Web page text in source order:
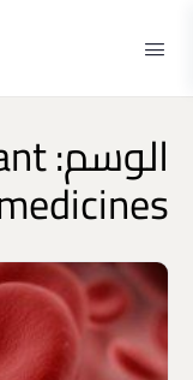
الوسم: